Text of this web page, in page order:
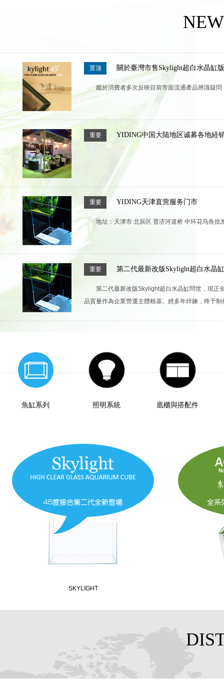
置顶 關於臺灣市售Skylight超白水晶缸
鑑於消費者多次反映目前市面流通產品辨識疑
重要 YIDING中国大陆地区诚募各地経
重要 YIDING天津直营服务门市
地址：天津市 北辰区 普济河道桥 中环花鸟鱼
重要 第二代最新改版Skylight超白水晶
第二代最新改版Skylight超白水晶缸問世，現正
品質量作為企業營運主體根基。經多年焠鍊，终于
魚缸系列 照明系統 底櫃與搭配件
SKYLIGHT